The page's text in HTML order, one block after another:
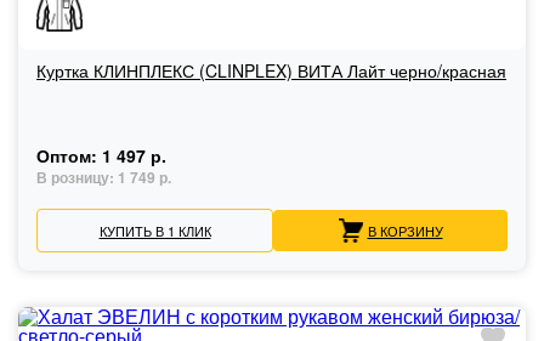
Куртка КЛИНПЛЕКС (CLINPLEX) ВИТА Лайт черно/красная
Оптом: 1 497 р.
В розницу: 1 749 р.
КУПИТЬ В 1 КЛИК В КОРЗИНУ